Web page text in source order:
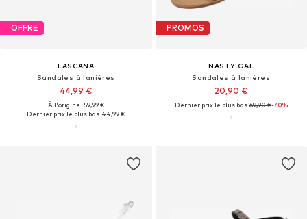
OFFRE
LASCANA
Sandales à lanières
44,99 €
À l'origine : 59,99 €
Dernier prix le plus bas :44,99 €
PROMOS
NASTY GAL
Sandales à lanières
20,90 €
Dernier prix le plus bas :69,90 €-70%